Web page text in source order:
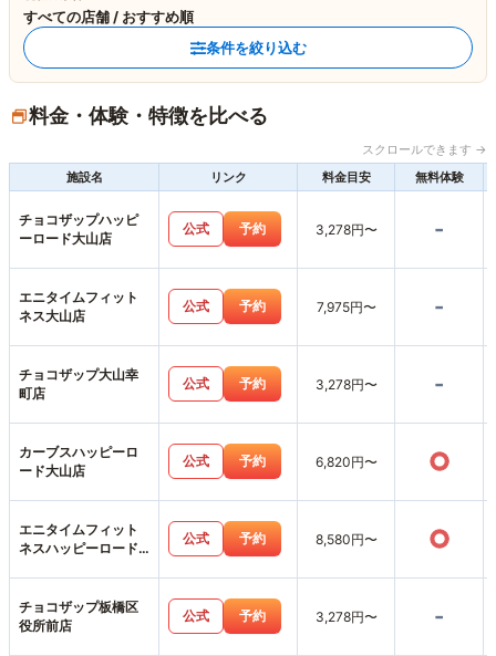
すべての店舗 / おすすめ順
条件を絞り込む
料金・体験・特徴を比べる
スクロールできます →
施設名
リンク 料金目安 無料体験
チョコザップハッピ
ーロード大山店
公式 予約 3,278円〜 -
エニタイムフィット
ネス大山店
公式 予約 7,975円〜 -
チョコザップ大山幸
町店
公式 予約 3,278円〜 -
カーブスハッピーロ
ード大山店
公式 予約 6,820円〜 ○
エニタイムフィット
ネスハッピーロード
公式 予約 8,580円〜 ○
チョコザップ板橋区
役所前店
公式 予約 3,278円〜 -